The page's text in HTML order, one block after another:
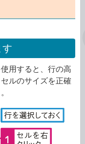
す
用すると、行の高
ルのサイズを正確